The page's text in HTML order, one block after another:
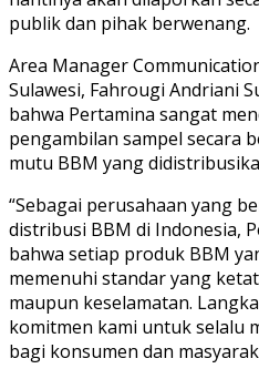
publik dan pihak berwenang.
Area Manager
Sulawesi, Fahrougi Andriani
bahwa Pertamina sangat
pengambilan sampel secara
mutu BBM yang
“Sebagai perusahaan yang
distribusi BBM di Indonesia,
bahwa setiap produk BBM
memenuhi standar yang
maupun keselamatan.
komitmen kami untuk selalu
bagi konsumen dan